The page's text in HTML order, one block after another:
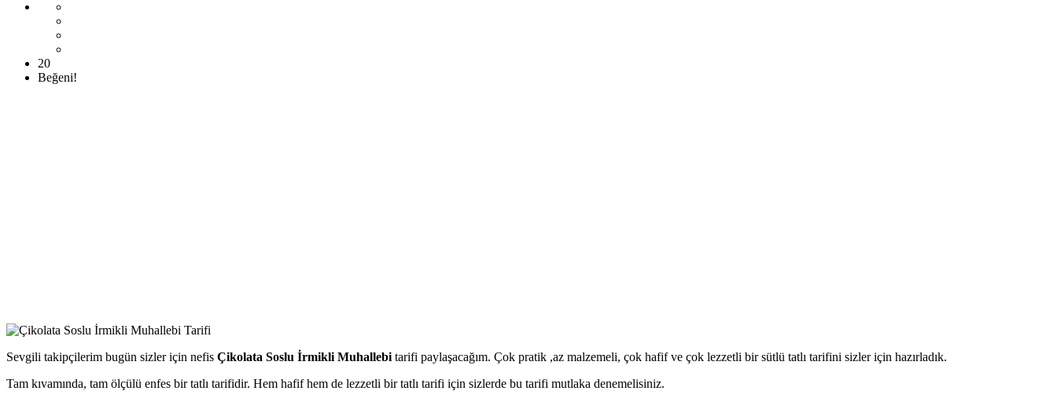
20
Beğeni!
Sevgili takipçilerim bugün sizler için nefis Çikolata Soslu İrmikli Muhallebi tarifi paylaşacağım. Çok pratik ,az malzemeli, çok hafif ve çok lezzetli bir sütlü tatlı tarifini sizler için hazırladık.
Tam kıvamında, tam ölçülü enfes bir tatlı tarifidir. Hem hafif hem de lezzetli bir tatlı tarifi için sizlerde bu tarifi mutlaka denemelisiniz.